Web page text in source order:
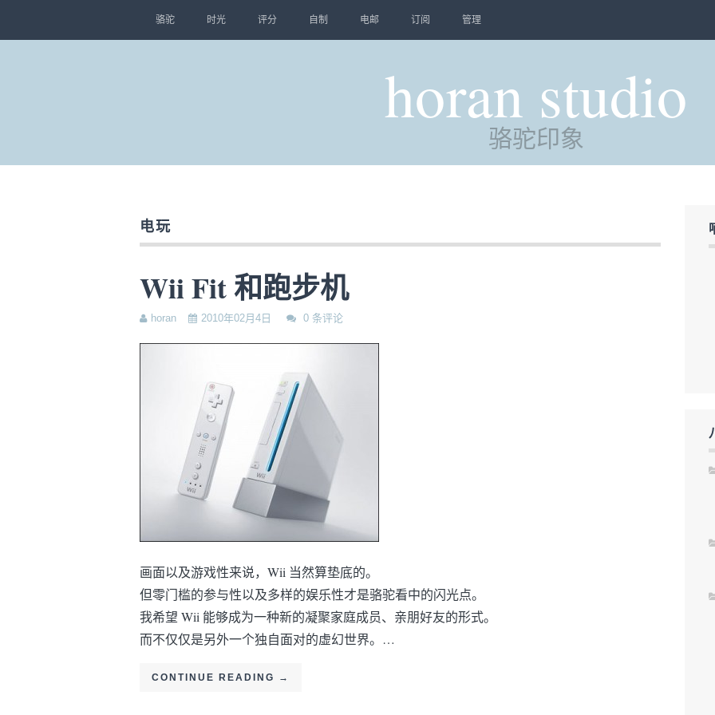
骆驼 时光 评分 自制 电邮 订阅 管理
horan studio
骆驼印象
电玩
Wii Fit 和跑步机
horan 2010年02月4日 0 条评论
画面以及游戏性来说，Wii 当然算垫底的。
但零门槛的参与性以及多样的娱乐性才是骆驼看中的闪光点。
我希望 Wii 能够成为一种新的凝聚家庭成员、亲朋好友的形式。
而不仅仅是另外一个独自面对的虚幻世界。…
CONTINUE READING →